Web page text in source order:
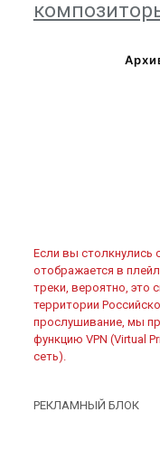
Если вы столкнулись
отображается в
треки, вероятно, это
территории
прослушивание, мы
функцию VPN (Virtual
сеть).
РЕКЛАМНЫЙ БЛОК